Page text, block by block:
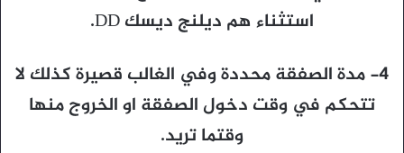
استثناء هم ديلنج ديسك DD.
4- مدة الصفقة محددة وفي الغالب قصيرة كذلك لا
تتحكم في وقت دخول الصفقة او الخروج منها
وقتما تريد.